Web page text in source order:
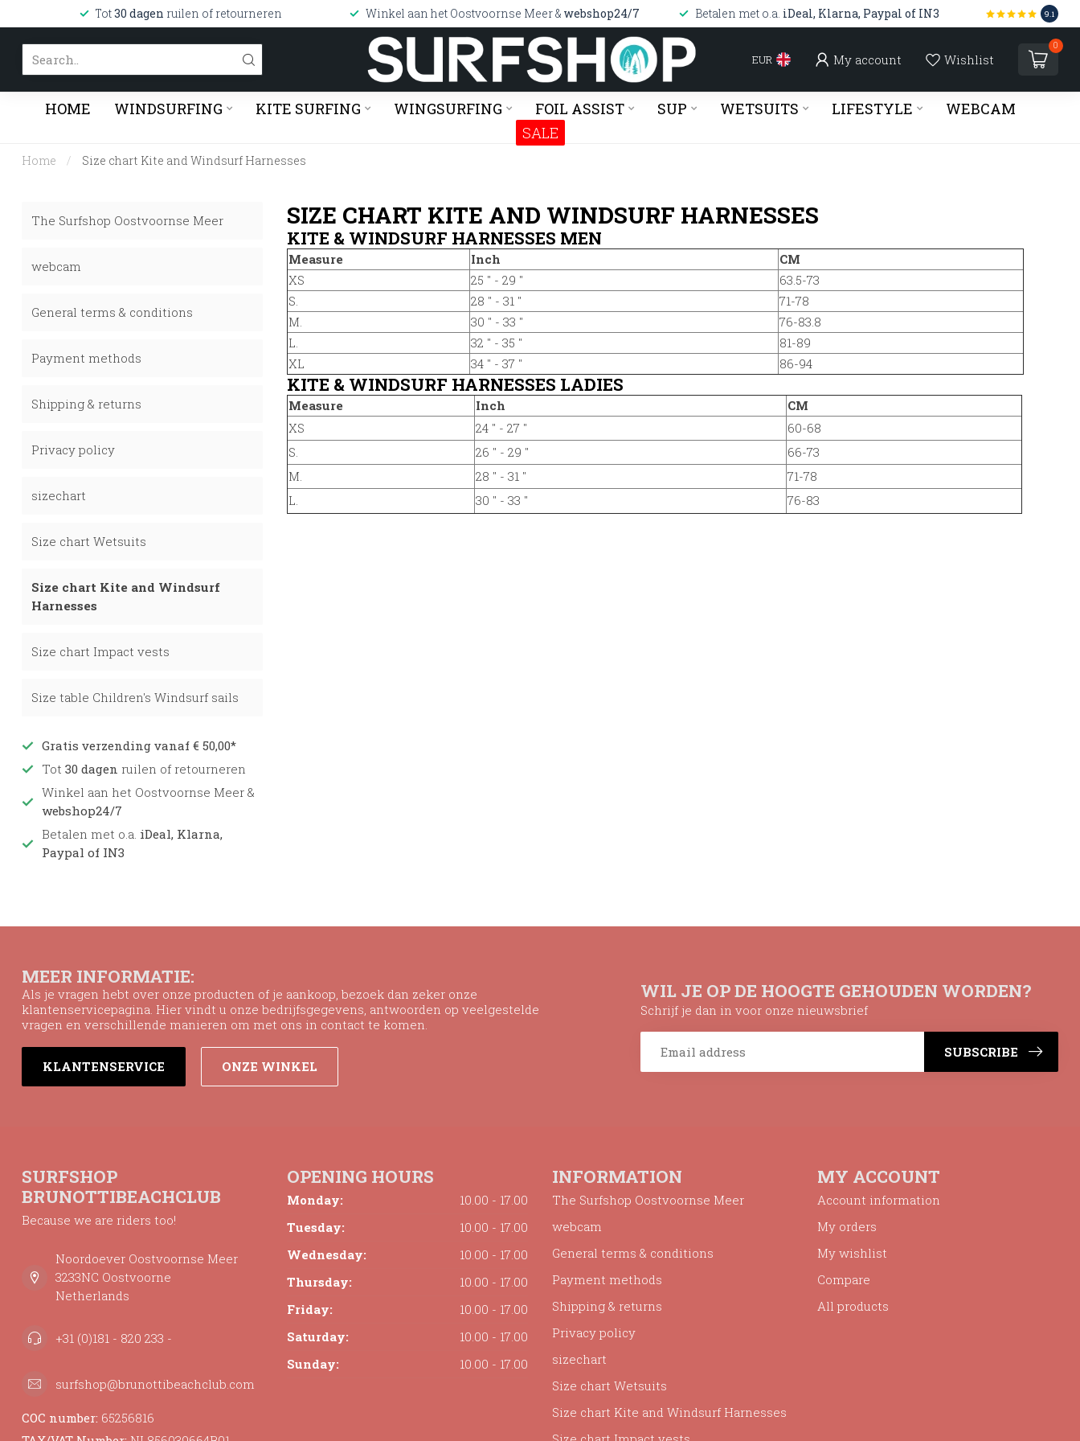
Tot30 dagen ruilen of retourneren Winkel aan het Oostvoornse Meer & webshop24/7 Betalen met o.a. iDeal, Klarna, Paypal of IN3 9.1
EUR My account Wishlist
0
HOME WINDSURFING KITE SURFING WINGSURFING FOIL ASSIST SUP WETSUITS LIFESTYLE
WEBCAM
SALE
Home / Size chart Kite and Windsurf Harnesses
The Surfshop Oostvoornse Meer
webcam
General terms & conditions
Payment methods
Shipping & returns
Privacy policy
sizechart
Size chart Wetsuits
Size chart Kite and Windsurf
Harnesses
Size chart Impact vests
Size table Children's Windsurf sails
Gratis verzending vanaf € 50,00*
Tot 30 dagen ruilen of retourneren
Winkel aan het Oostvoornse Meer &
webshop24/7
Betalen met o.a. iDeal, Klarna,
Paypal of IN3
SIZE CHART KITE AND WINDSURF HARNESSES
KITE & WINDSURF HARNESSES MEN
Measure Inch
CM
XS
25 '' - 29 ''
63.5-73
S.
28 '' - 31 ''
71-78
M.
30 '' - 33 ''
76-83.8
L.
32 '' - 35 ''
81-89
XL
34 '' - 37 '' 86-94
KITE & WINDSURF HARNESSES LADIES
Measure Inch
CM
XS
24 '' - 27 ''
60-68
S.
26 '' - 29 ''
66-73
M.
28 '' - 31 ''
71-78
L.
30 '' - 33 '' 76-83
MEER INFORMATIE:
Als je vragen hebt over onze producten of je aankoop, bezoek dan zeker onze
klantenservicepagina. Hier vindt u onze bedrijfsgegevens, antwoorden op veelgestelde
vragen en verschillende manieren om met ons in contact te komen.
KLANTENSERVICE ONZE WINKEL
WIL JE OP DE HOOGTE GEHOUDEN WORDEN?
Schrijf je dan in voor onze nieuwsbrief
SUBSCRIBE
SURFSHOP
BRUNOTTIBEACHCLUB
Because we are riders too!
Noordoever Oostvoornse Meer
3233NC Oostvoorne
Netherlands
+31 (0)181 - 820 233 -
surfshop@brunottibeachclub.com
COC number: 65256816
OPENING HOURS
Monday:
10.00 - 17.00
Tuesday:
10.00 - 17.00
Wednesday:
10.00 - 17.00
Thursday:
10.00 - 17.00
Friday:
10.00 - 17.00
Saturday:
10.00 - 17.00
Sunday:
10.00 - 17.00
INFORMATION
The Surfshop Oostvoornse Meer
webcam
General terms & conditions
Payment methods
Shipping & returns
Privacy policy
sizechart
Size chart Wetsuits
Size chart Kite and Windsurf Harnesses
MY ACCOUNT
Account information
My orders
My wishlist
Compare
All products